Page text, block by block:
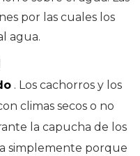
por las cuales los
agua.
. Los cachorros y los
climas secos o no
la capucha de los
simplemente porque